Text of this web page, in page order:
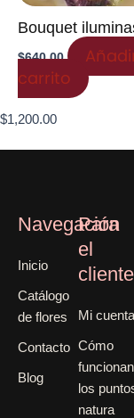
Bouquet
$640.00
carrito
$1,200.00
Navegación
Inicio
Catálogo
de flores
Contacto
Blog
Para
el
cliente
Mi cuenta
Cómo
funcionan
los
natura